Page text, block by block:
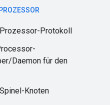
Protokoll
Daemon für den
Knoten